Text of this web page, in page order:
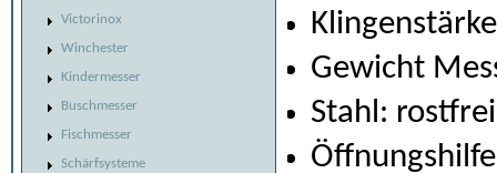
Victorinox
Winchester
Kindermesser
Buschmesser
Fischmesser
Schärfsysteme
Gewicht
Stahl: